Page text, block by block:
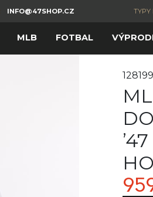
INFO@47SHOP.CZ TYPY
MLB FOTBAL
128199